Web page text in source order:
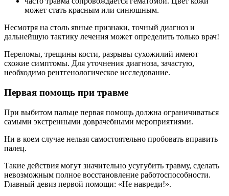
может стать красным или синюшным.
Несмотря на столь явные признаки, точный диагноз и
дальнейшую тактику лечения может определить только врач!
Переломы, трещины кости, разрывы сухожилий имеют
схожие симптомы. Для уточнения диагноза, зачастую,
необходимо рентгенологическое исследование.
Первая помощь при травме
При выбитом пальце первая помощь должна ограничиваться
самыми экстренными доврачебными мероприятиями.
Ни в коем случае нельзя самостоятельно пробовать вправить
палец.
Такие действия могут значительно усугубить травму, сделать
невозможным полное восстановление работоспособности.
Главный девиз первой помощи: «Не навреди!».